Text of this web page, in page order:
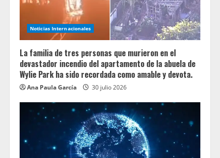
Noticias Internacionales
La familia de tres personas que murieron en el
devastador incendio del apartamento de la abuela de
Wylie Park ha sido recordada como amable y devota.
Ana Paula García 30 julio 2026